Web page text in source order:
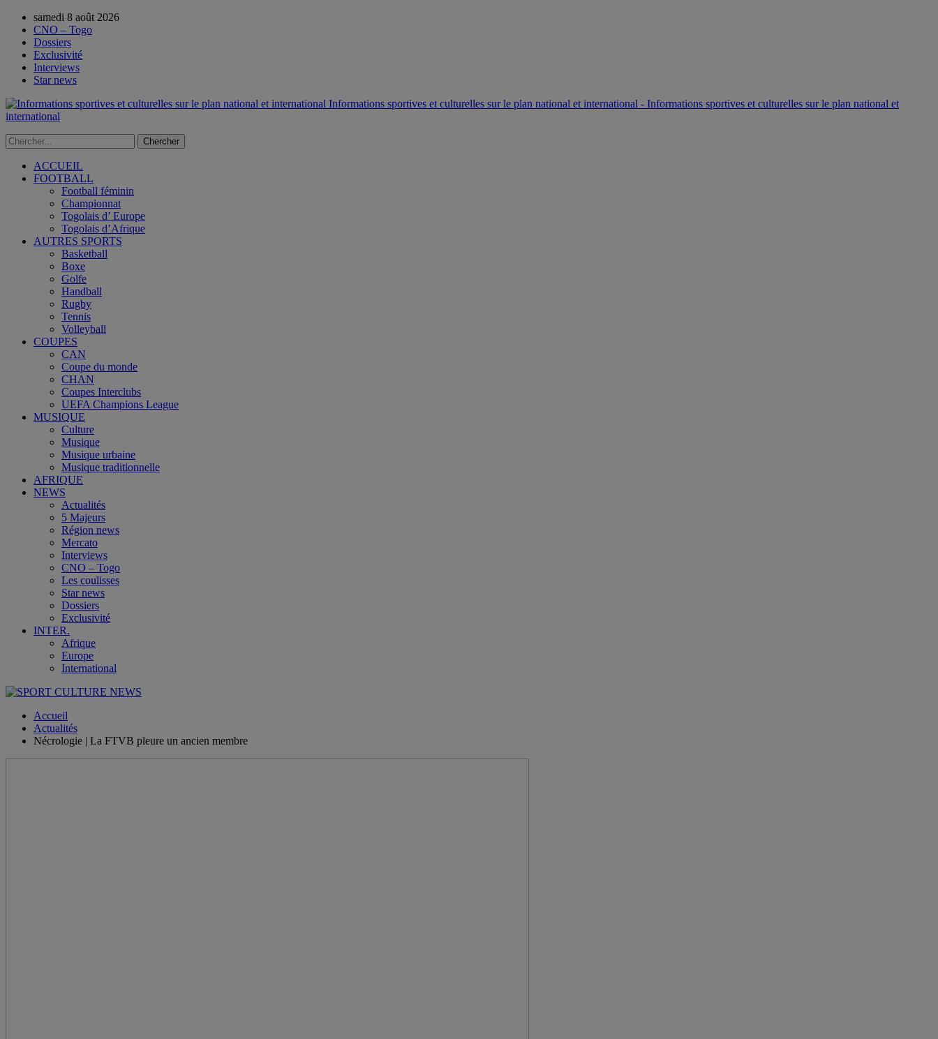
samedi 8 août 2026
CNO – Togo
Dossiers
Exclusivité
Interviews
Star news
Informations sportives et culturelles sur le plan national et international - Informations sportives et culturelles sur le plan national et
international
ACCUEIL
FOOTBALL
Football féminin
Championnat
Togolais d’ Europe
Togolais d’Afrique
AUTRES SPORTS
Basketball
Boxe
Golfe
Handball
Rugby
Tennis
Volleyball
COUPES
CAN
Coupe du monde
CHAN
Coupes Interclubs
UEFA Champions League
MUSIQUE
Culture
Musique
Musique urbaine
Musique traditionnelle
AFRIQUE
NEWS
Actualités
5 Majeurs
Région news
Mercato
Interviews
CNO – Togo
Les coulisses
Star news
Dossiers
Exclusivité
INTER.
Afrique
Europe
International
Accueil
Actualités
Nécrologie | La FTVB pleure un ancien membre